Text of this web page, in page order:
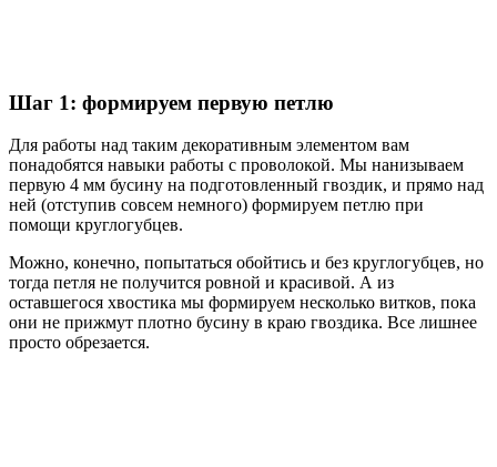
Шаг 1: формируем первую петлю
Для работы над таким декоративным элементом вам
понадобятся навыки работы с проволокой. Мы нанизываем
первую 4 мм бусину на подготовленный гвоздик, и прямо над
ней (отступив совсем немного) формируем петлю при
помощи круглогубцев.
Можно, конечно, попытаться обойтись и без круглогубцев, но
тогда петля не получится ровной и красивой. А из
оставшегося хвостика мы формируем несколько витков, пока
они не прижмут плотно бусину в краю гвоздика. Все лишнее
просто обрезается.